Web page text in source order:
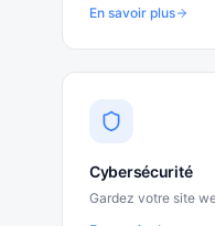
En savoir plus
Cybersécurité
Gardez votre site